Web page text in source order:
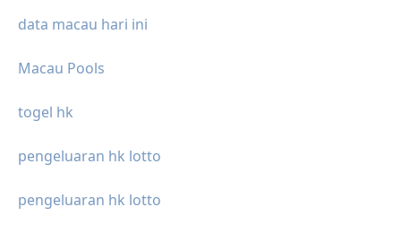
data macau hari ini
Macau Pools
togel hk
pengeluaran hk lotto
pengeluaran hk lotto